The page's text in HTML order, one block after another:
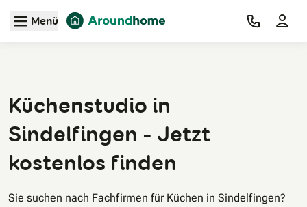
Zum Hauptinhalt
Menü
Küchenstudio in
Sindelfingen - Jetzt
kostenlos finden
Sie suchen nach Fachfirmen für Küchen in Sindelfingen?